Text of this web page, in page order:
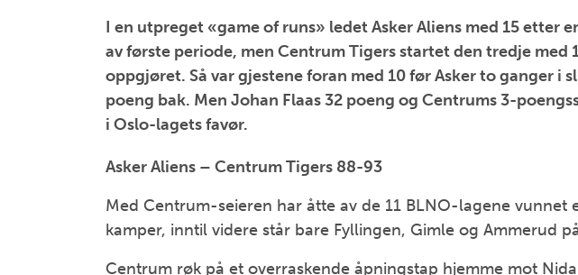
I en utpreget «game of runs» ledet Asker Aliens med 15 etter
av første periode, men Centrum Tigers startet den tredje med
oppgjøret. Så var gjestene foran med 10 før Asker to ganger i
poeng bak. Men Johan Flaas 32 poeng og Centrums 3-
i Oslo-lagets favør.
Asker Aliens – Centrum Tigers 88-93
Med Centrum-seieren har åtte av de 11 BLNO-lagene vunnet
kamper, inntil videre står bare Fyllingen, Gimle og Ammerud
Centrum røk på et overraskende åpningstap hjemme mot